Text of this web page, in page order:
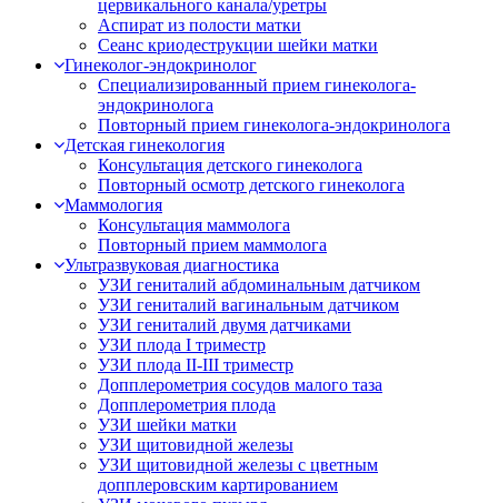
цервикального канала/уретры
Аспират из полости матки
Сеанс криодеструкции шейки матки
Гинеколог-эндокринолог
Специализированный прием гинеколога-
эндокринолога
Повторный прием гинеколога-эндокринолога
Детская гинекология
Консультация детского гинеколога
Повторный осмотр детского гинеколога
Маммология
Консультация маммолога
Повторный прием маммолога
Ультразвуковая диагностика
УЗИ гениталий абдоминальным датчиком
УЗИ гениталий вагинальным датчиком
УЗИ гениталий двумя датчиками
УЗИ плода I триместр
УЗИ плода II-III триместр
Допплерометрия сосудов малого таза
Допплерометрия плода
УЗИ шейки матки
УЗИ щитовидной железы
УЗИ щитовидной железы с цветным
допплеровским картированием